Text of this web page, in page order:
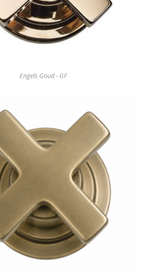
Engels Goud - GF